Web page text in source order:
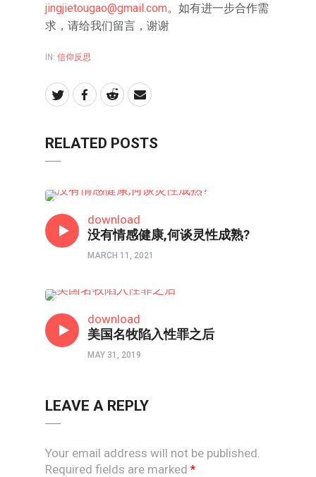
jingjietougao@gmail.com。如有进一步合作需
求，请给我们留言，谢谢
IN: 信仰反思
RELATED POSTS
download
没有情感健康,何谈灵性成熟?
MARCH 11, 2021
download
美国名牧陷入性罪之后
MAY 31, 2019
LEAVE A REPLY
Your email address will not be published.
Required fields are marked *